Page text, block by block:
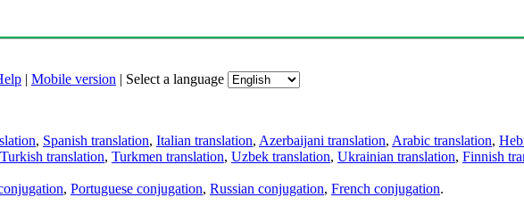
| Mobile version | Select a language
, Spanish translation, Italian translation, Azerbaijani translation, Arabic translation,
Turkish translation, Turkmen translation, Uzbek translation, Ukrainian translation, Finnish
, Portuguese conjugation, Russian conjugation, French conjugation.